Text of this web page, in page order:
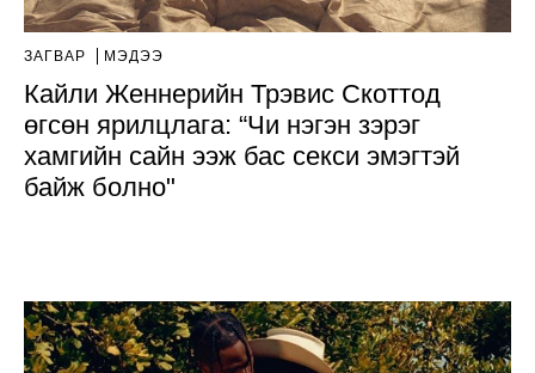
ЗАГВАР МЭДЭЭ
Кайли Женнерийн Трэвис Скоттод
өгсөн ярилцлага: “Чи нэгэн зэрэг
хамгийн сайн ээж бас секси эмэгтэй
байж болно"